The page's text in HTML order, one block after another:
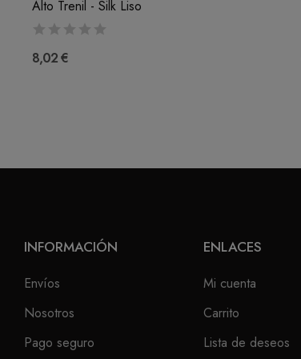
Alto Trenil - Silk Liso
8,02 €
INFORMACIÓN
Envíos
Nosotros
Pago seguro
ENLACES
Mi cuenta
Carrito
Lista de deseos